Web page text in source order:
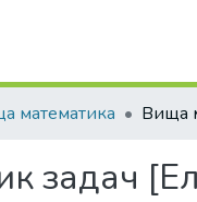
математика
задач